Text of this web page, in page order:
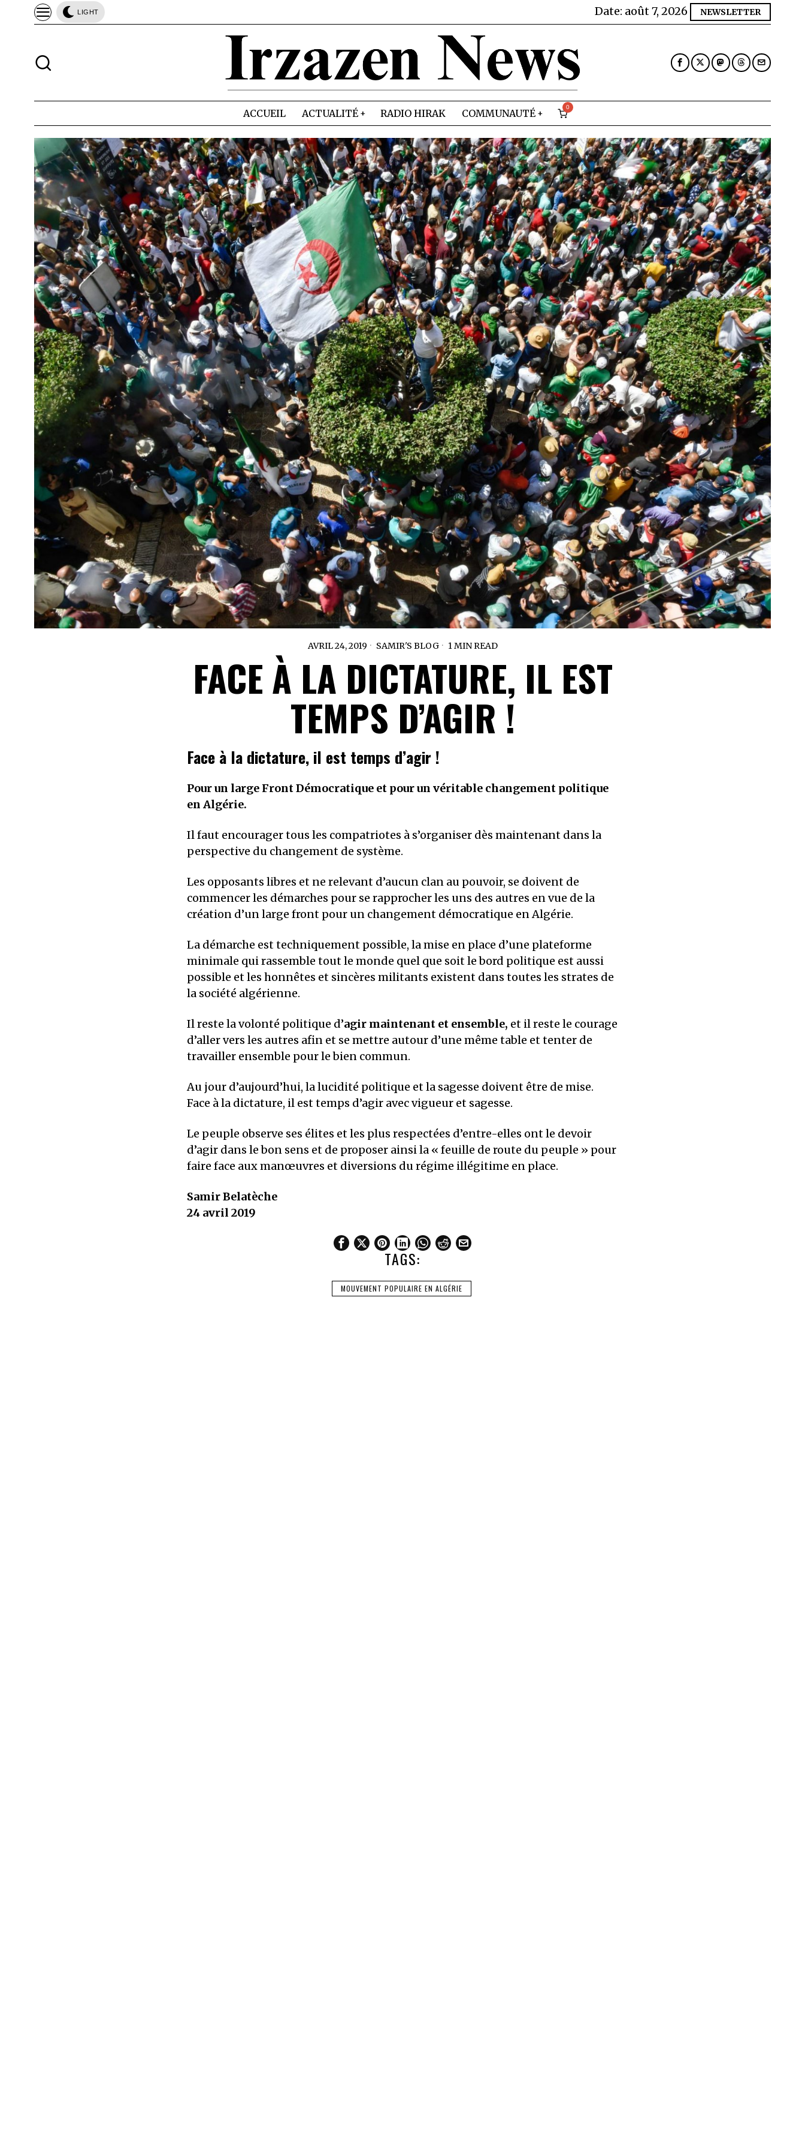
LIGHT Date: août 7, 2026 NEWSLETTER
ACCUEIL ACTUALITÉ RADIO HIRAK COMMUNAUTÉ
0
AVRIL 24, 2019 SAMIR'S BLOG 1 MIN READ
FACE À LA DICTATURE, IL EST
TEMPS D’AGIR !
Face à la dictature, il est temps d’agir !
Pour un large Front Démocratique et pour un véritable changement politique
en Algérie.
Il faut encourager tous les compatriotes à s’organiser dès maintenant dans la
perspective du changement de système.
Les opposants libres et ne relevant d’aucun clan au pouvoir, se doivent de
commencer les démarches pour se rapprocher les uns des autres en vue de la
création d’un large front pour un changement démocratique en Algérie.
La démarche est techniquement possible, la mise en place d’une plateforme
minimale qui rassemble tout le monde quel que soit le bord politique est aussi
possible et les honnêtes et sincères militants existent dans toutes les strates de
la société algérienne.
Il reste la volonté politique d’agir maintenant et ensemble, et il reste le courage
d’aller vers les autres afin et se mettre autour d’une même table et tenter de
travailler ensemble pour le bien commun.
Au jour d’aujourd’hui, la lucidité politique et la sagesse doivent être de mise.
Face à la dictature, il est temps d’agir avec vigueur et sagesse.
Le peuple observe ses élites et les plus respectées d’entre-elles ont le devoir
d’agir dans le bon sens et de proposer ainsi la « feuille de route du peuple » pour
faire face aux manœuvres et diversions du régime illégitime en place.
Samir Belatèche
24 avril 2019
TAGS:
MOUVEMENT POPULAIRE EN ALGÉRIE